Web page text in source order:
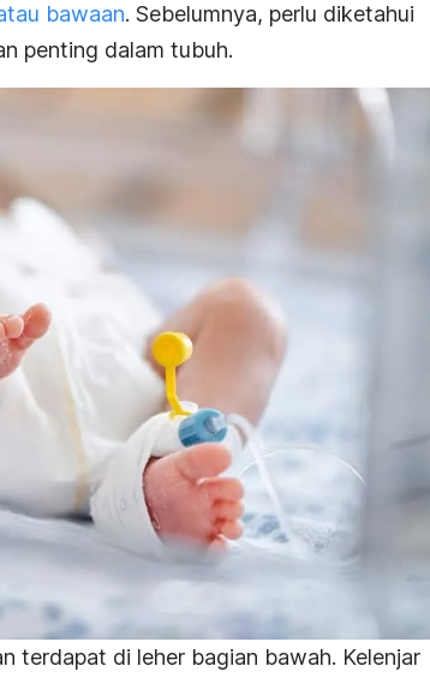
bawaan. Sebelumnya, perlu diketahui
penting dalam tubuh.
terdapat di leher bagian bawah. Kelenjar